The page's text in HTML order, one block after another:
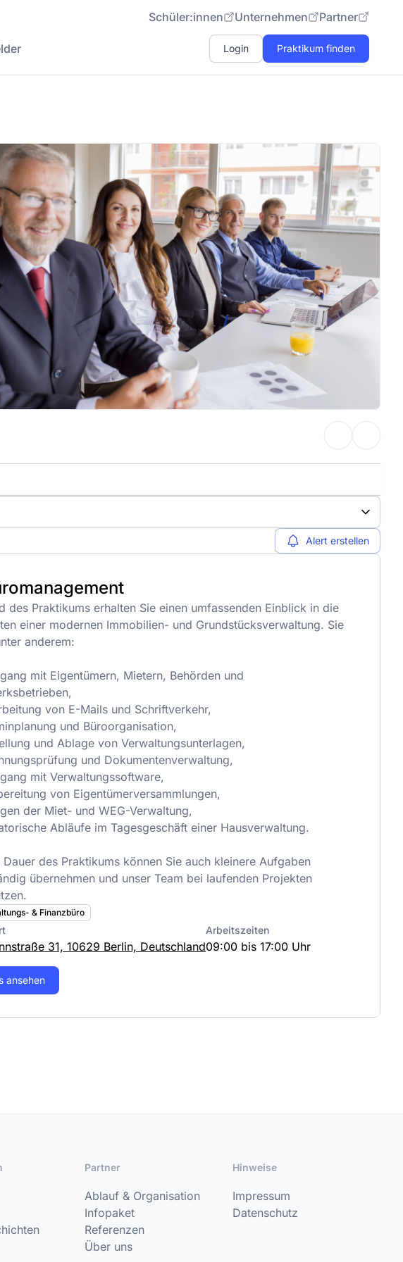
Schüler:innen Unternehmen Partner
Login Praktikum finden
Alert erstellen
des Praktikums erhalten Sie einen umfassenden Einblick in die
einer modernen Immobilien- und Grundstücksverwaltung. Sie
anderem:
mit Eigentümern, Mietern, Behörden und
von E-Mails und Schriftverkehr,
und Büroorganisation,
und Ablage von Verwaltungsunterlagen,
und Dokumentenverwaltung,
mit Verwaltungssoftware,
von Eigentümerversammlungen,
der Miet- und WEG-Verwaltung,
Abläufe im Tagesgeschäft einer Hausverwaltung.
Dauer des Praktikums können Sie auch kleinere Aufgaben
übernehmen und unser Team bei laufenden Projekten
& Finanzbüro
31, 10629 Berlin, Deutschland
Arbeitszeiten
09:00 bis 17:00 Uhr
ansehen
Partner
Ablauf & Organisation
Infopaket
Referenzen
Über uns
Hinweise
Impressum
Datenschutz